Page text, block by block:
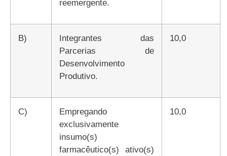
reemergente.
b)
Integrantes das
Parcerias de
Desenvolvimento
Produtivo.
10,0
c)
Empregando
exclusivamente
insumo(s)
farmacêutico(s) ativo(s)
10,0